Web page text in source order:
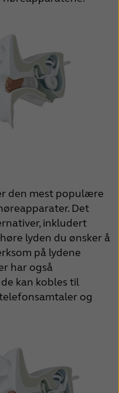
den mest populære
Det
inkludert
lyden du ønsker å
på lydene
har også
kan kobles til
og